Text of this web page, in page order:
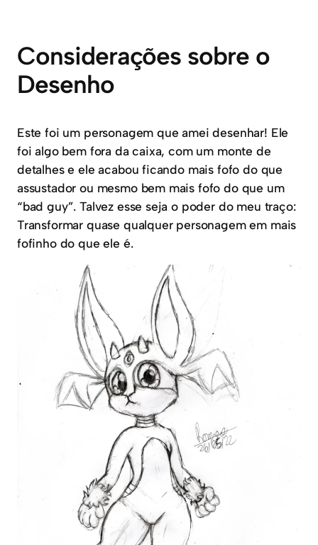
Considerações sobre o
Desenho
Este foi um personagem que amei desenhar! Ele
foi algo bem fora da caixa, com um monte de
detalhes e ele acabou ficando mais fofo do que
assustador ou mesmo bem mais fofo do que um
“bad guy”. Talvez esse seja o poder do meu traço:
Transformar quase qualquer personagem em mais
fofinho do que ele é.